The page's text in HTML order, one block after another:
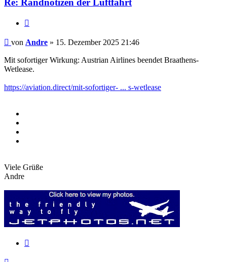
Beitrag
von Andre » 15. Dezember 2025 21:46
Mit sofortiger Wirkung: Austrian Airlines beendet Braathens-
Wetlease.
https://aviation.direct/mit-sofortiger- ... s-wetlease
Viele Grüße
Andre